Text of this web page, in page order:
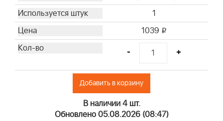
1
1039 i
- +
Добавить в корзину
В наличии 4 шт.
Обновлено 05.08.2026 (08:47)